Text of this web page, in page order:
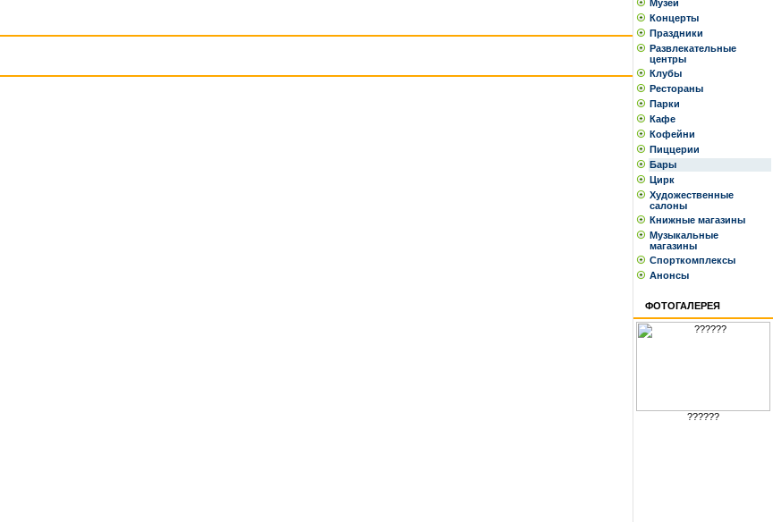
Музеи
Концерты
Праздники
Развлекательные
центры
Клубы
Рестораны
Парки
Кафе
Кофейни
Пиццерии
Бары
Цирк
Художественные
салоны
Книжные магазины
Музыкальные
магазины
Спорткомплексы
Анонсы
ФОТОГАЛЕРЕЯ
??????